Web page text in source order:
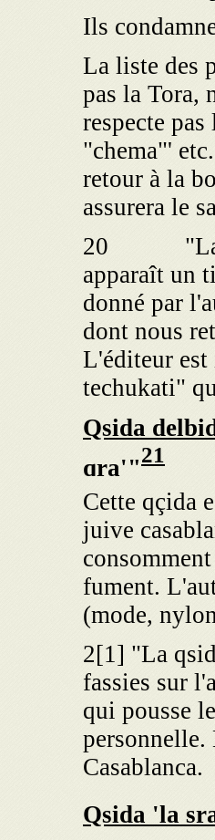
Ils
La liste des
pas la Tora,
respecte
"chema"'
retour à la
assurera le
20 "La
apparaît un
donné par
dont nous
L'éditeur
techukati"
Qsida
qra'"21
Cette qçida
juive
fument.
(mode,
2[1] "La
fassies sur
qui pousse
personnelle.
Casablanca.